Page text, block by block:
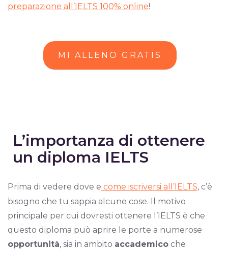
preparazione all’IELTS 100% online!
MI ALLENO GRATIS
L’importanza di ottenere
un diploma IELTS
Prima di vedere dove e come iscriversi all’IELTS, c’è
bisogno che tu sappia alcune cose. Il motivo
principale per cui dovresti ottenere l’IELTS è che
questo diploma può aprire le porte a numerose
opportunità, sia in ambito accademicoche